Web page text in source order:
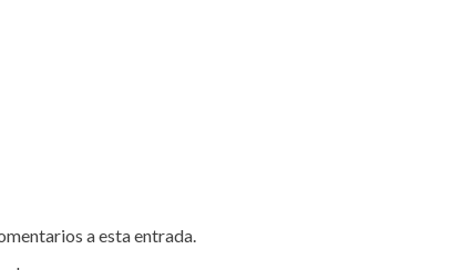
a esta entrada.